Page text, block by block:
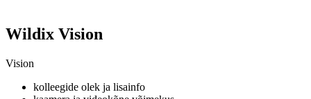
Wildix Vision
Vision
kolleegide olek ja lisainfo